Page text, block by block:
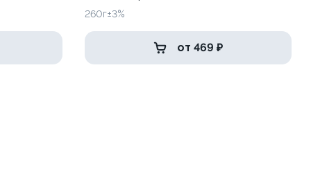
260г±3%
от 469 ₽